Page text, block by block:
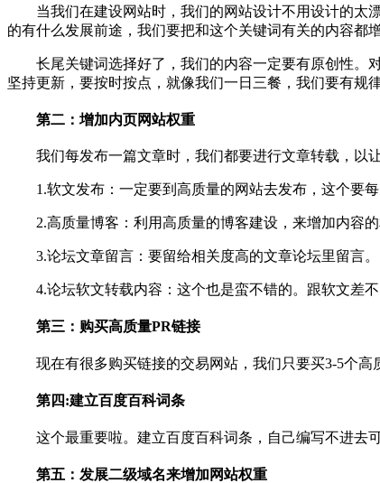
当我们在建设网站时，我们的网站设计不用设计的太漂
的有什么发展前途，我们要把和这个关键词有关的内容都
长尾关键词选择好了，我们的内容一定要有原创性。对
坚持更新，要按时按点，就像我们一日三餐，我们要有规
第二：增加内页网站权重
我们每发布一篇文章时，我们都要进行文章转载，以
1.软文发布：一定要到高质量的网站去发布，这个要每
2.高质量博客：利用高质量的博客建设，来增加内容的
3.论坛文章留言：要留给相关度高的文章论坛里留言。
4.论坛软文转载内容：这个也是蛮不错的。跟软文差不
第三：购买高质量PR链接
现在有很多购买链接的交易网站，我们只要买3-5个高
第四:建立百度百科词条
这个最重要啦。建立百度百科词条，自己编写不进去可
第五：发展二级域名来增加网站权重